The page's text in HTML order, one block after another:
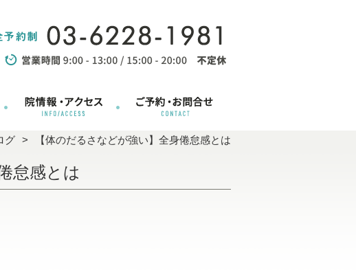
グ 【体のだるさなどが強い】全身倦怠感とは
怠感とは